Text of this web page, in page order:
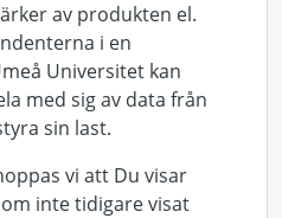
av produkten el.
i en
Universitet kan
med sig av data från
sin last.
vi att Du visar
inte tidigare visat